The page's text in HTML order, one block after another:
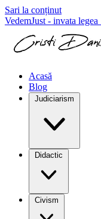
Sari la conținut
VedemJust - invata legea
Acasă
Blog
Judiciarism
Didactic
Civism